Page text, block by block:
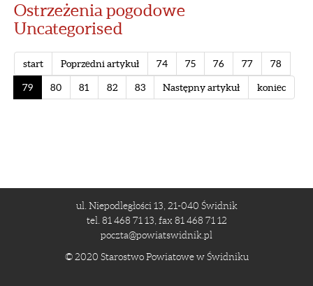
Ostrzeżenia pogodowe
Uncategorised
start Poprzedni artykuł 74 75 76 77 78
79 80 81 82 83 Następny artykuł koniec
ul. Niepodległości 13, 21-040 Świdnik
tel. 81 468 71 13, fax 81 468 71 12
poczta@powiatswidnik.pl
© 2020 Starostwo Powiatowe w Świdniku